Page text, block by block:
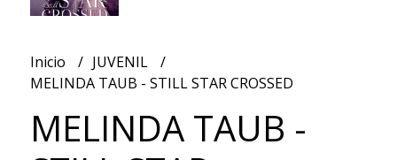
Inicio
JUVENIL
MELINDA TAUB - STILL STAR CROSSED
MELINDA TAUB -